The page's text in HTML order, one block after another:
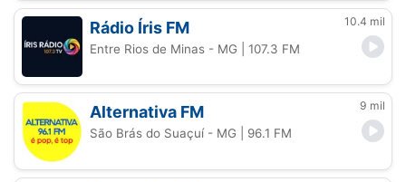
Rádio Íris FM 10.4 mil
Entre Rios de Minas - MG | 107.3 FM
Alternativa FM 9 mil
São Brás do Suaçuí - MG | 96.1 FM